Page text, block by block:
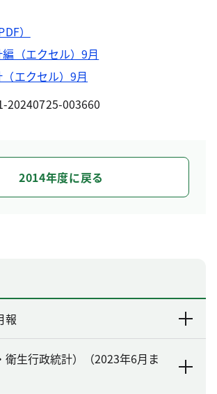
）
（エクセル）9月
エクセル）9月
20240725-003660
2014年度に戻る
報
衛生行政統計）（2023年6月ま